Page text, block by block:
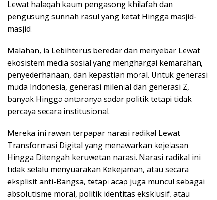
Lewat halaqah kaum pengasong khilafah dan
pengusung sunnah rasul yang ketat Hingga masjid-
masjid.
Malahan, ia Lebihterus beredar dan menyebar Lewat
ekosistem media sosial yang menghargai kemarahan,
penyederhanaan, dan kepastian moral. Untuk generasi
muda Indonesia, generasi milenial dan generasi Z,
banyak Hingga antaranya sadar politik tetapi tidak
percaya secara institusional.
Mereka ini rawan terpapar narasi radikal Lewat
Transformasi Digital yang menawarkan kejelasan
Hingga Ditengah keruwetan narasi. Narasi radikal ini
tidak selalu menyuarakan Kekejaman, atau secara
eksplisit anti-Bangsa, tetapi acap juga muncul sebagai
absolutisme moral, politik identitas eksklusif, atau